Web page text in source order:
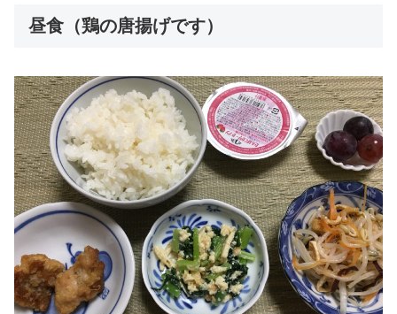
昼食（鶏の唐揚げです）